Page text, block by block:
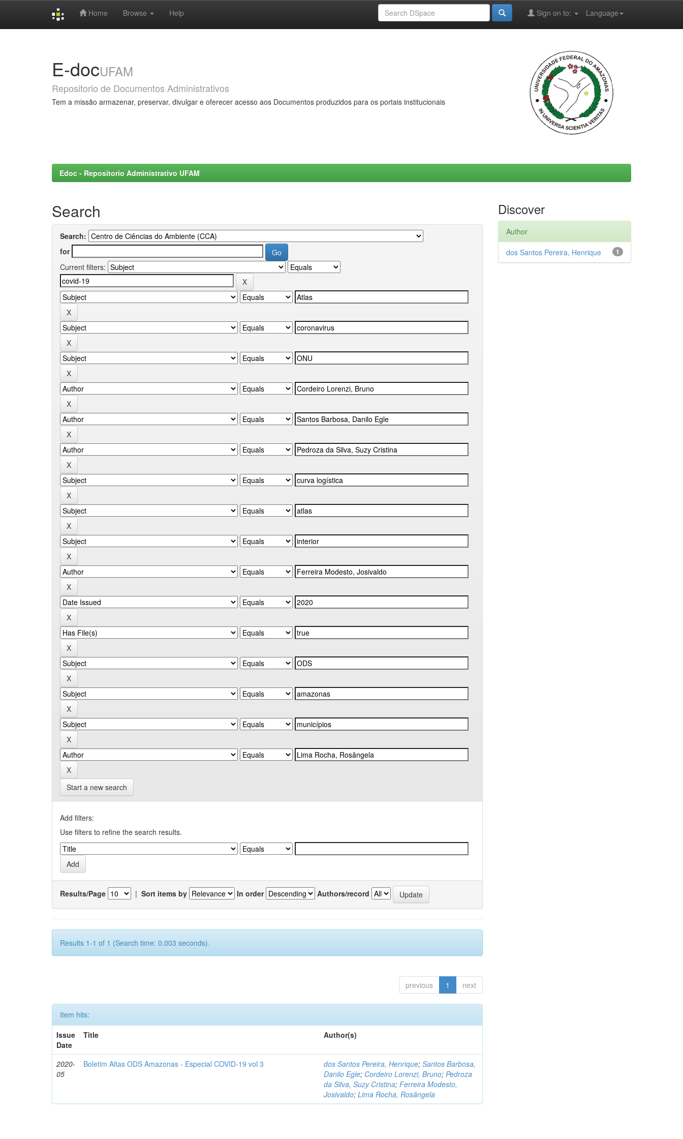
Home Browse Help Language
Sign on to:
E-docUFAM
Repositorio de Documentos Administrativos
Tem a missão armazenar, preservar, divulgar e oferecer acesso aos Documentos produzidos para os portais institucionais
Edoc - Repositorio Administrativo UFAM
Search
Search:
for
Current filters:
Start a new search
Add filters:
Use filters to refine the search results.
Results/Page | Sort items by In order Authors/record
Results 1-1 of 1 (Search time: 0.003 seconds).
previous 1 next
Item hits:
Issue
Date
Title Author(s)
2020-
05
Boletim Altas ODS Amazonas - Especial COVID-19 vol 3 dos Santos Pereira, Henrique;Santos Barbosa,
Danilo Egle; Cordeiro Lorenzi, Bruno;Pedroza
da Silva, Suzy Cristina;Ferreira Modesto,
Josivaldo;Lima Rocha, Rosângela
Discover
Author
1
dos Santos Pereira, Henrique